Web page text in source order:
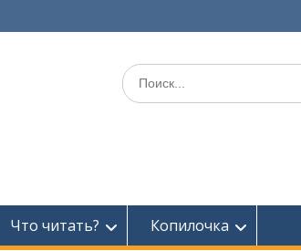
Поиск
по:
Что читать? Копилочка